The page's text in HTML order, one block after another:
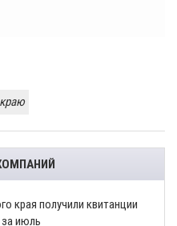
края получили квитанции
июль